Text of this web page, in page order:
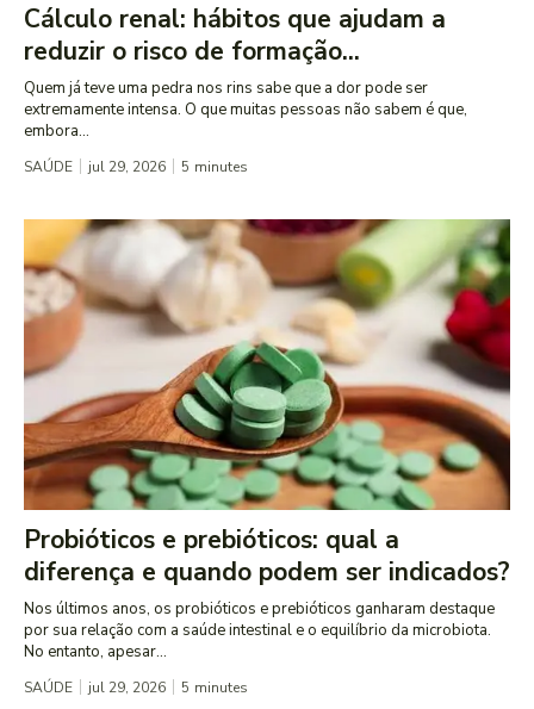
Cálculo renal: hábitos que ajudam a
reduzir o risco de formação...
Quem já teve uma pedra nos rins sabe que a dor pode ser
extremamente intensa. O que muitas pessoas não sabem é que,
embora...
SAÚDE jul 29, 2026 5 minutes
Probióticos e prebióticos: qual a
diferença e quando podem ser indicados?
Nos últimos anos, os probióticos e prebióticos ganharam destaque
por sua relação com a saúde intestinal e o equilíbrio da microbiota.
No entanto, apesar...
SAÚDE jul 29, 2026 5 minutes